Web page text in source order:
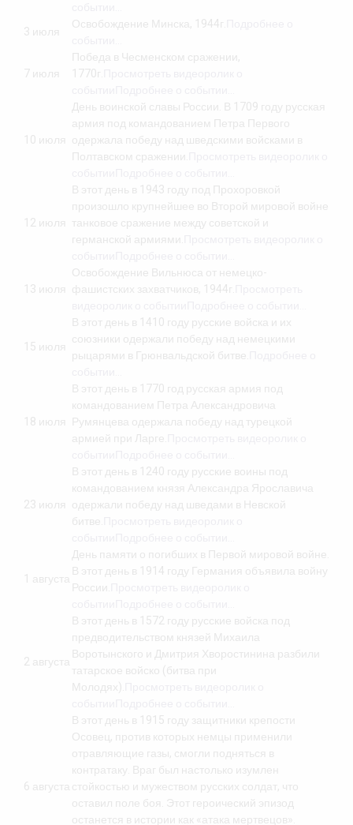
3 июля
Освобождение Минска, 1944г.
7 июля
Победа в Чесменском сражении,
1770г.
10 июля
День воинской славы России. В 1709 году русская
армия под командованием Петра Первого
одержала победу над шведскими войсками в
Полтавском сражении.
12 июля
В этот день в 1943 году под Прохоровкой
произошло крупнейшее во Второй мировой войне
танковое сражение между советской и
германской армиями.
13 июля
Освобождение Вильнюса от немецко-
фашистских захватчиков, 1944г.
15 июля
В этот день в 1410 году русские войска и их
союзники одержали победу над немецкими
рыцарями в Грюнвальдской битве.
18 июля
В этот день в 1770 год русская армия под
командованием Петра Александровича
Румянцева одержала победу над турецкой
армией при Ларге.
23 июля
В этот день в 1240 году русские воины под
командованием князя Александра Ярославича
одержали победу над шведами в Невской
битве.
1 августа
День памяти о погибших в Первой мировой войне.
В этот день в 1914 году Германия объявила войну
России.
2 августа
В этот день в 1572 году русские войска под
предводительством князей Михаила
Воротынского и Дмитрия Хворостинина разбили
татарское войско (битва при
Молодях).
6 августа
В этот день в 1915 году защитники крепости
Осовец, против которых немцы применили
отравляющие газы, смогли подняться в
контратаку. Враг был настолько изумлен
стойкостью и мужеством русских солдат, что
оставил поле боя. Этот героический эпизод
останется в истории как «атака мертвецов».